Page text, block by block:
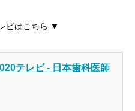
ビはこちら ▼
テレビ - 日本歯科医師